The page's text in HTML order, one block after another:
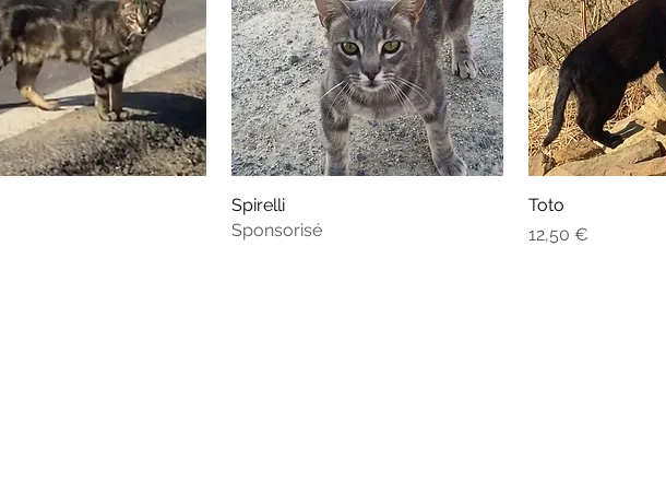
Spirelli
Sponsorisé
Toto
Prix
12,50 €